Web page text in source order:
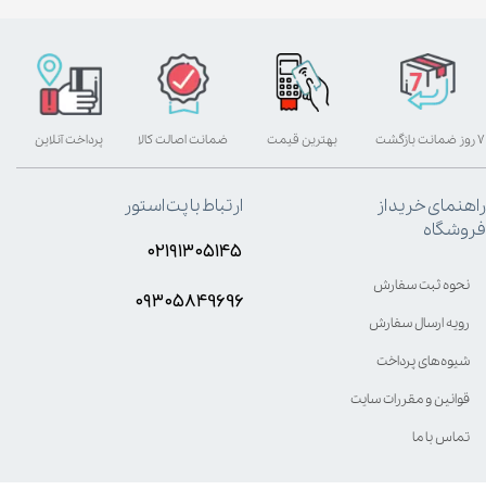
بهترین قیمت پرداخت آنلاین ۷ روز ضمانت بازگشت ضمانت اصالت کالا
راهنمای خرید از
فروشگاه
نحوه ثبت سفارش
رویه ارسال سفارش
شیوه‌های پرداخت
قوانین و مقررات سایت
تماس با ما
ارتباط با پت استور
۰۲۱۹۱۳۰۵۱۴۵
۰۹۳۰۵8۴9696